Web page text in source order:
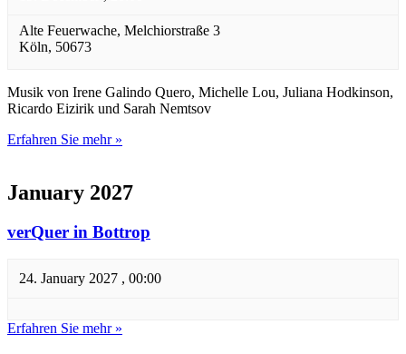
Alte Feuerwache, Melchiorstraße 3
Köln, 50673
Musik von Irene Galindo Quero, Michelle Lou, Juliana Hodkinson,
Ricardo Eizirik und Sarah Nemtsov
Erfahren Sie mehr »
January 2027
verQuer in Bottrop
24. January 2027 , 00:00
Erfahren Sie mehr »